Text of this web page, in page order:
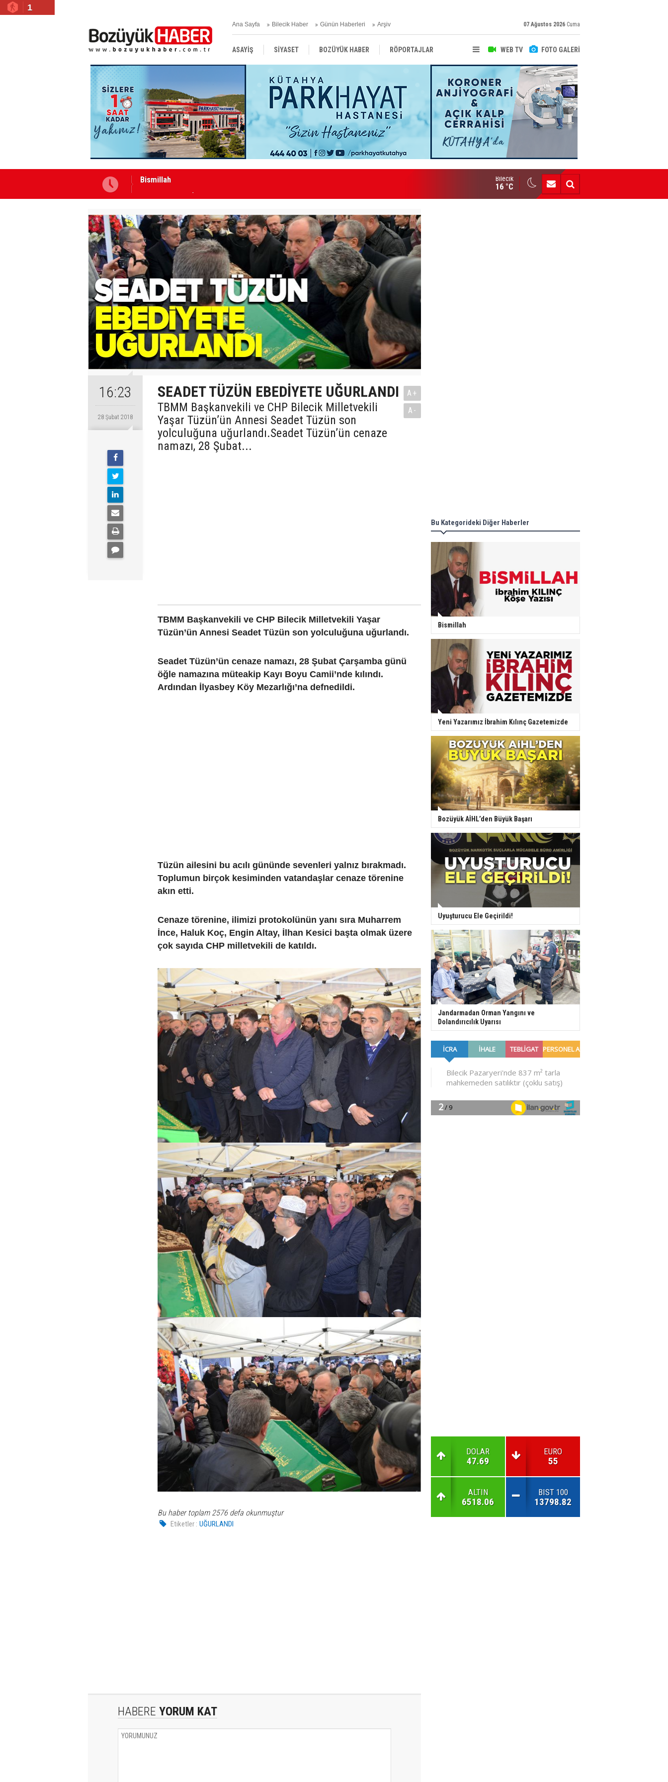
1
Ana Sayfa Bilecik Haber Günün Haberleri Arşiv 07 Ağustos 2026 Cuma
WEB TV FOTO GALERİ
ASAYİŞ SİYASET BOZÜYÜK HABER RÖPORTAJLAR
RESMİ İLANLAR
Yeni Yazarımız İbrahim Kılınç Gazetemizde Bozüyük AİHL’den Büyük Başarı
Bilecik
16 °C
16:23
28 Şubat 2018
SEADET TÜZÜN EBEDİYETE UĞURLANDI
TBMM Başkanvekili ve CHP Bilecik Milletvekili
Yaşar Tüzün’ün Annesi Seadet Tüzün son
yolculuğuna uğurlandı.Seadet Tüzün’ün cenaze
namazı, 28 Şubat...
A+
A-
TBMM Başkanvekili ve CHP Bilecik Milletvekili Yaşar
Tüzün’ün Annesi Seadet Tüzün son yolculuğuna uğurlandı.
Seadet Tüzün’ün cenaze namazı, 28 Şubat Çarşamba günü
öğle namazına müteakip Kayı Boyu Camii’nde kılındı.
Ardından İlyasbey Köy Mezarlığı’na defnedildi.
Tüzün ailesini bu acılı gününde sevenleri yalnız bırakmadı.
Toplumun birçok kesiminden vatandaşlar cenaze törenine
akın etti.
Cenaze törenine, ilimizi protokolünün yanı sıra Muharrem
İnce, Haluk Koç, Engin Altay, İlhan Kesici başta olmak üzere
çok sayıda CHP milletvekili de katıldı.
Bu haber toplam 2576 defa okunmuştur
Etiketler : UĞURLANDI
HABERE YORUM KAT
Bu Kategorideki Diğer Haberler
Bismillah
Yeni Yazarımız İbrahim Kılınç Gazetemizde
Bozüyük AİHL’den Büyük Başarı
Uyuşturucu Ele Geçirildi!
Jandarmadan Orman Yangını ve
Dolandırıcılık Uyarısı
DOLAR
47.69
EURO
55
ALTIN
6518.06
BIST 100
13798.82